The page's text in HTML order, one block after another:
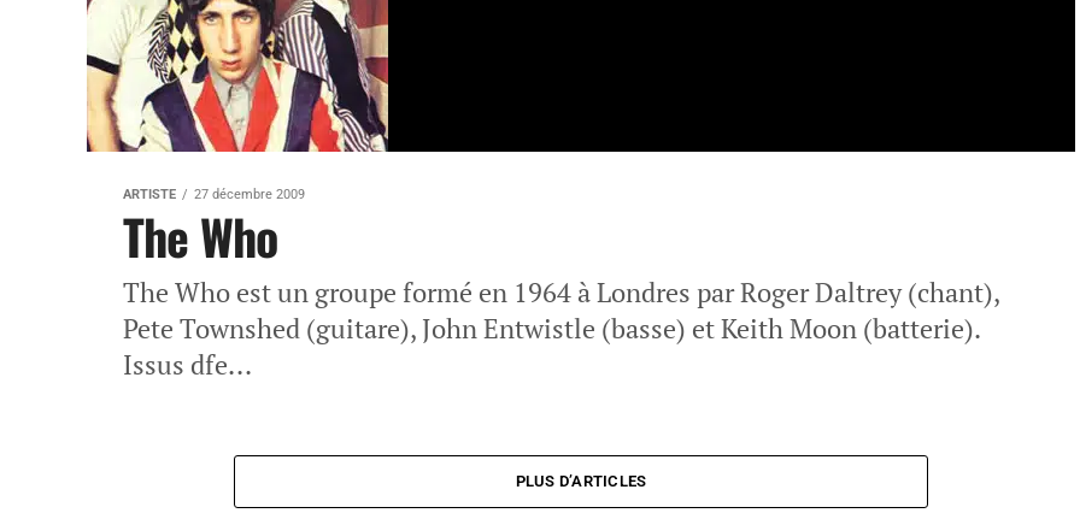
ARTISTE 27 décembre 2009
The Who
The Who est un groupe formé en 1964 à Londres par Roger Daltrey (chant),
Pete Townshed (guitare), John Entwistle (basse) et Keith Moon (batterie).
Issus dfe...
PLUS D’ARTICLES